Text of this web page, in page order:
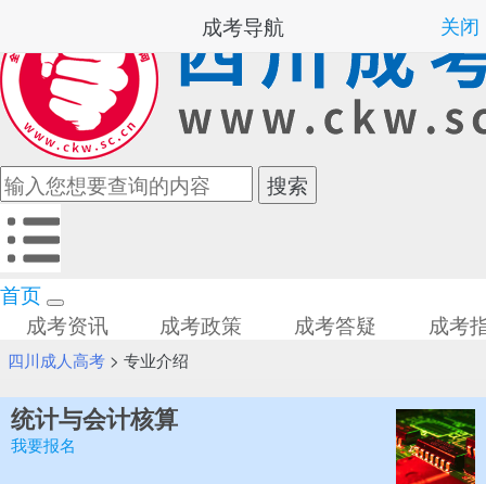
首页
成考资讯
成考政策 成考答疑 成考
四川成人高考> 专业介绍
统计与会计核算
我要报名
成考导航 关闭